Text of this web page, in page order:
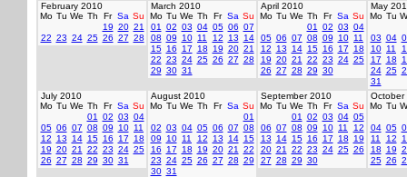
February 2010
Mo Tu We Th Fr Sa Su
19 20 21
22 23 24 25 26 27 28
March 2010
Mo Tu We Th Fr Sa Su
01
02 03 04 05 06 07
08 09 10 11 12 13
14
15 16 17 18 19 20 21
22 23 24 25 26 27 28
29 30 31
April 2010
Mo Tu We Th Fr Sa Su
01
02 03 04
05 06 07 08 09 10 11
12
13 14 15 16 17
18
19 20 21 22 23 24 25
26 27 28 29 30
May
Mo Tu
03 04
10 11
17
18
24 25
31
July 2010
Mo Tu We Th Fr Sa Su
01
02 03 04
05 06 07 08 09 10 11
12
13 14 15 16 17
18
19 20 21 22 23 24 25
26 27 28 29 30 31
August 2010
Mo Tu We Th Fr Sa Su
01
02 03 04 05 06 07 08
09
10 11 12 13 14 15
16
17 18 19 20 21
22
23 24 25 26 27 28 29
30 31
September 2010
Mo Tu We Th Fr Sa Su
01
02 03 04 05
06 07 08 09 10 11
12
13
14 15 16 17 18
19
20 21 22 23 24 25 26
27 28 29 30
October
Mo Tu
04 05
11
12
18
19
25 26